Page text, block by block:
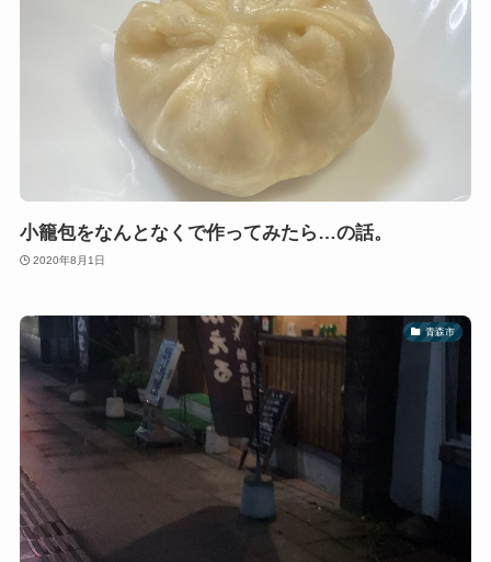
小籠包をなんとなくで作ってみたら…の話。
2020年8月1日
青森市